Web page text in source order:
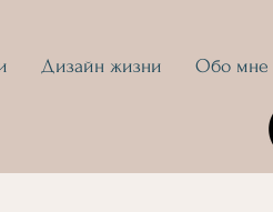
Дизайн жизни Обо мне